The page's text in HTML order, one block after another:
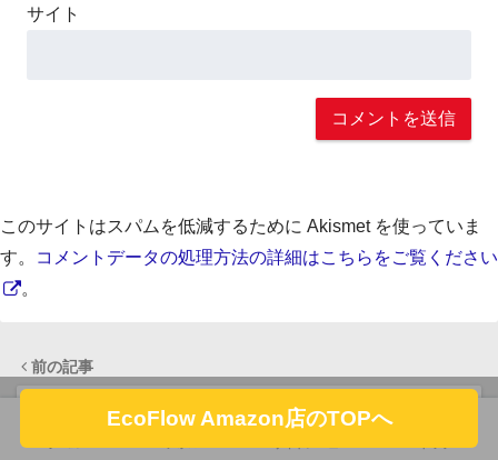
サイト
このサイトはスパムを低減するために Akismet を使っていま
す。
コメントデータの処理方法の詳細はこちらをご覧ください
。
前の記事
2023年10月11日（水）のお得情報まとめ【適宜
更新】
EcoFlow Amazon店のTOPへ